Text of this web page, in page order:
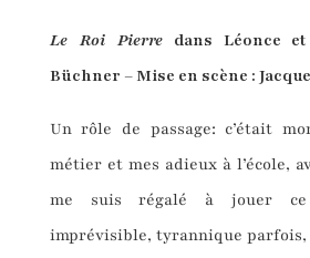
Le Roi Pierredans Léonce et
Büchner – Mise en scène :
Un rôle de passage: c’était
métier et mes adieux à l’école,
me suis régalé à jouer ce
imprévisible, tyrannique parfois,